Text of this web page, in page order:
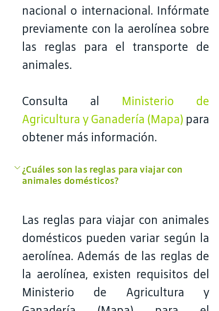
nacional o internacional. Infórmate
previamente con la aerolínea sobre
las reglas para el transporte de
animales.
Consulta al Ministerio de
Agricultura y Ganadería (Mapa) para
obtener más información.
¿Cuáles son las reglas para viajar con
animales domésticos?
Las reglas para viajar con animales
domésticos pueden variar según la
aerolínea. Además de las reglas de
la aerolínea, existen requisitos del
Ministerio de Agricultura y